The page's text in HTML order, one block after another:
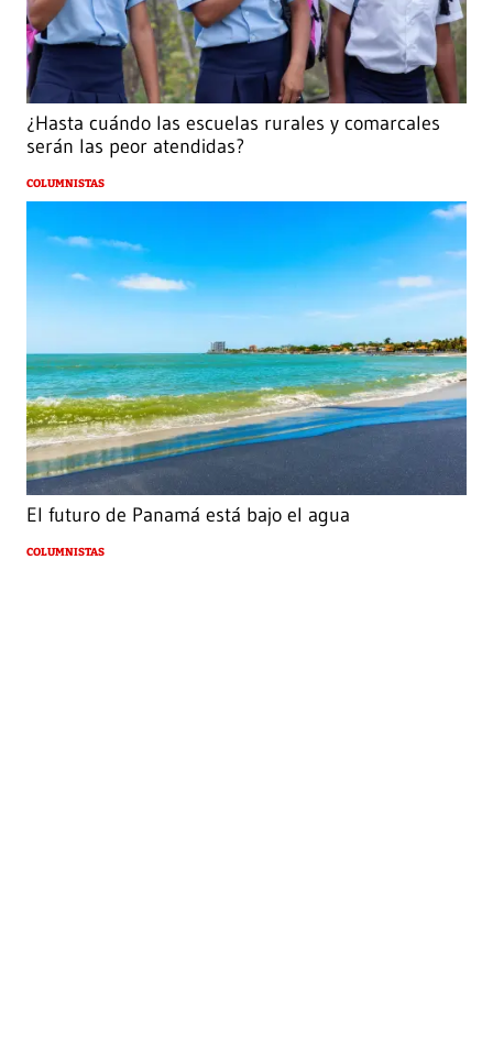
¿Hasta cuándo las escuelas rurales y comarcales
serán las peor atendidas?
COLUMNISTAS
El futuro de Panamá está bajo el agua
COLUMNISTAS